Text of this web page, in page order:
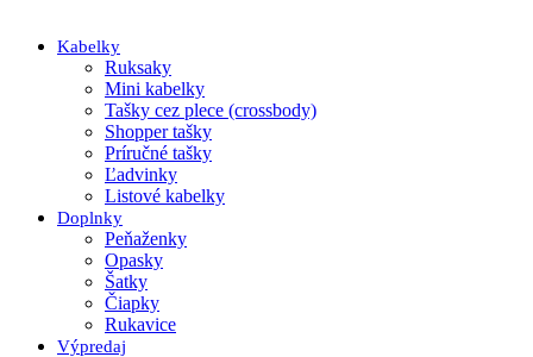
Kabelky
Ruksaky
Mini kabelky
Tašky cez plece (crossbody)
Shopper tašky
Príručné tašky
Ľadvinky
Listové kabelky
Doplnky
Peňaženky
Opasky
Šatky
Čiapky
Rukavice
Výpredaj